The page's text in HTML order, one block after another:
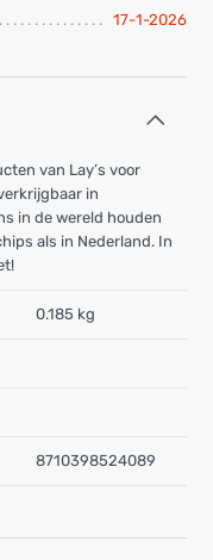
17-1-2026
van Lay’s voor
in
in de wereld houden
als in Nederland. In
0.185 kg
8710398524089